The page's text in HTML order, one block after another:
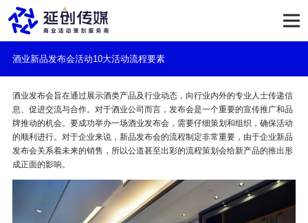
酒业新品发布会活动10大活动流程要素
酒业发布会旨在通过展示酒类产品及行业动态，向行业内外的专业人士传递信
息、促进交流与合作。对于酒业公司而言，发布会是一个重要的宣传推广和品
牌推动的机会。要成功举办一场酒业发布会，需要仔细策划和组织，确保活动
的顺利进行。对于企业来说，新品发布会的流程制定非常重要，由于企业新品
发布会关系着未来的销售，所以公道甚至出彩的流程策划会给新产品的推出形
成正面的影响。